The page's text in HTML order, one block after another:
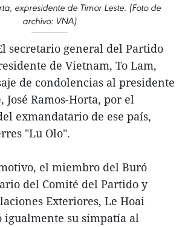
expresidente de Timor Leste. (Foto de
archivo: VNA)
secretario general del Partido
de Vietnam, To Lam,
de condolencias al presidente
José Ramos-Horta, por el
exmandatario de ese país,
"Lu Olo".
el miembro del Buró
del Comité del Partido y
Exteriores, Le Hoai
igualmente su simpatía al